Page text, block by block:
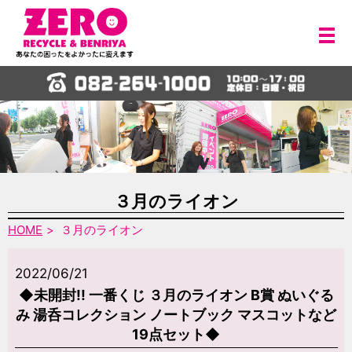
メ
３月のライオン
HOME ３月のライオン
2022/06/21
◆未開封!! 一番くじ ３月のライオン B賞 ぬいぐる
み 湯呑コレクション ノートブック マスコットなど
19点セット◆